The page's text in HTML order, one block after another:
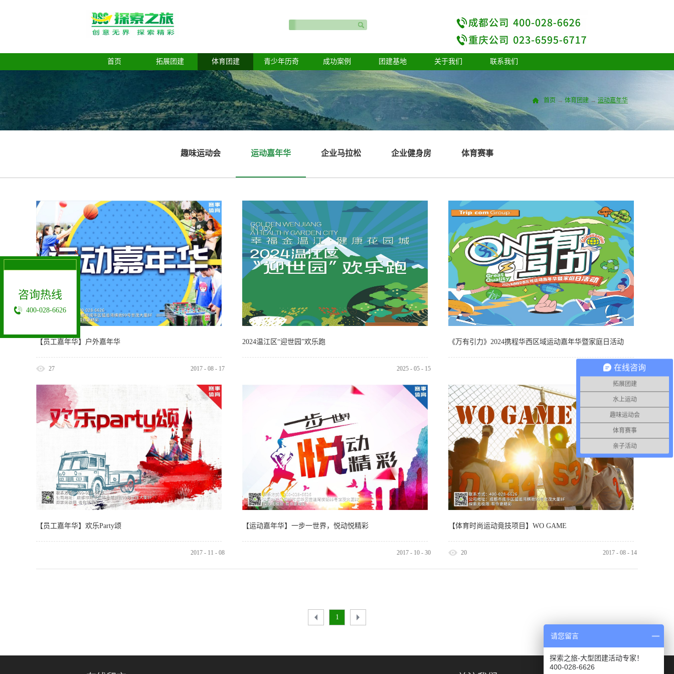
首页 拓展团建 体育团建 青少年历奇 成功案例 团建基地 关于我们 联系我们
趣味运动会 运动嘉年华 企业马拉松 企业健身房 体育赛事
首页 → 体育团建 → 运动嘉年华
【员工嘉年华】户外嘉年华
27 2017 - 08 - 17
2024温江区“迎世园”欢乐跑
2025 - 05 - 15
《万有引力》2024携程华西区域运动嘉年华暨家庭日活动
2025 - 05 - 15
【员工嘉年华】欢乐Party颂
2017 - 11 - 08
【运动嘉年华】一步一世界，悦动悦精彩
2017 - 10 - 30
【体育时尚运动竟技项目】WO GAME
20 2017 - 08 - 14
1
X
咨询热线
400-028-6626
在线咨询
拓展团建
水上运动
趣味运动会
体育赛事
亲子活动
请您留言
探索之旅-大型团建活动专家！
400-028-6626